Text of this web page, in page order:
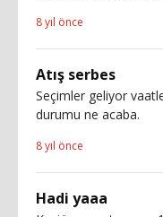
8 yıl önce
Atış serbes
Seçimler geliyor
durumu ne acaba.
8 yıl önce
Hadi yaaa